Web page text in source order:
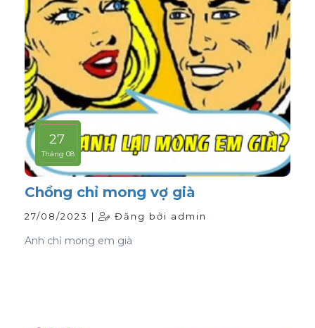
27
Tháng 08
Chồng chỉ mong vợ già
27/08/2023 | Đăng bởi admin
Anh chỉ mong em già